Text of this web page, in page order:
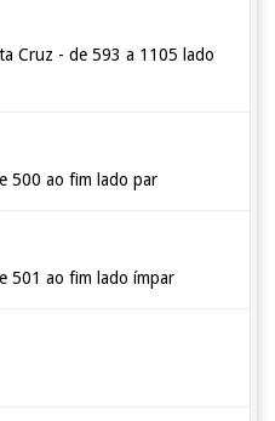
Cruz - de 593 a 1105 lado
500 ao fim lado par
501 ao fim lado ímpar